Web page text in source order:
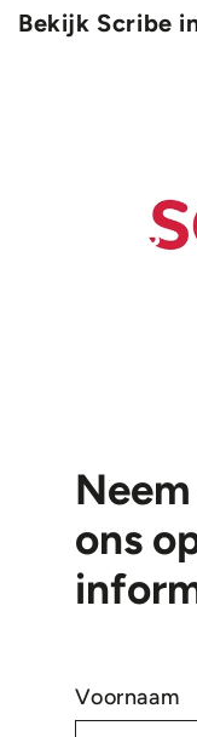
Bekijk Scribe
ons
Voornaam